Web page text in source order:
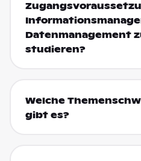
Datenmanagement
studieren?
Welche
gibt es?